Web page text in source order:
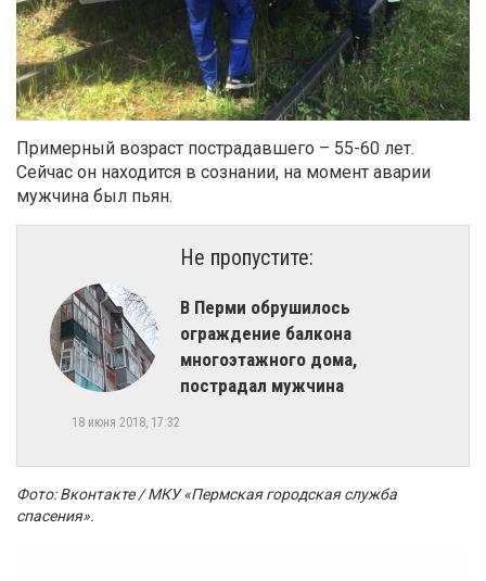
Примерный возраст пострадавшего – 55-60 лет.
Сейчас он находится в сознании, на момент аварии
мужчина был пьян.
Не пропустите:
В Перми обрушилось
ограждение балкона
многоэтажного дома,
пострадал мужчина
18 июня 2018, 17:32
Фото: Вконтакте / МКУ «Пермская городская служба
спасения».